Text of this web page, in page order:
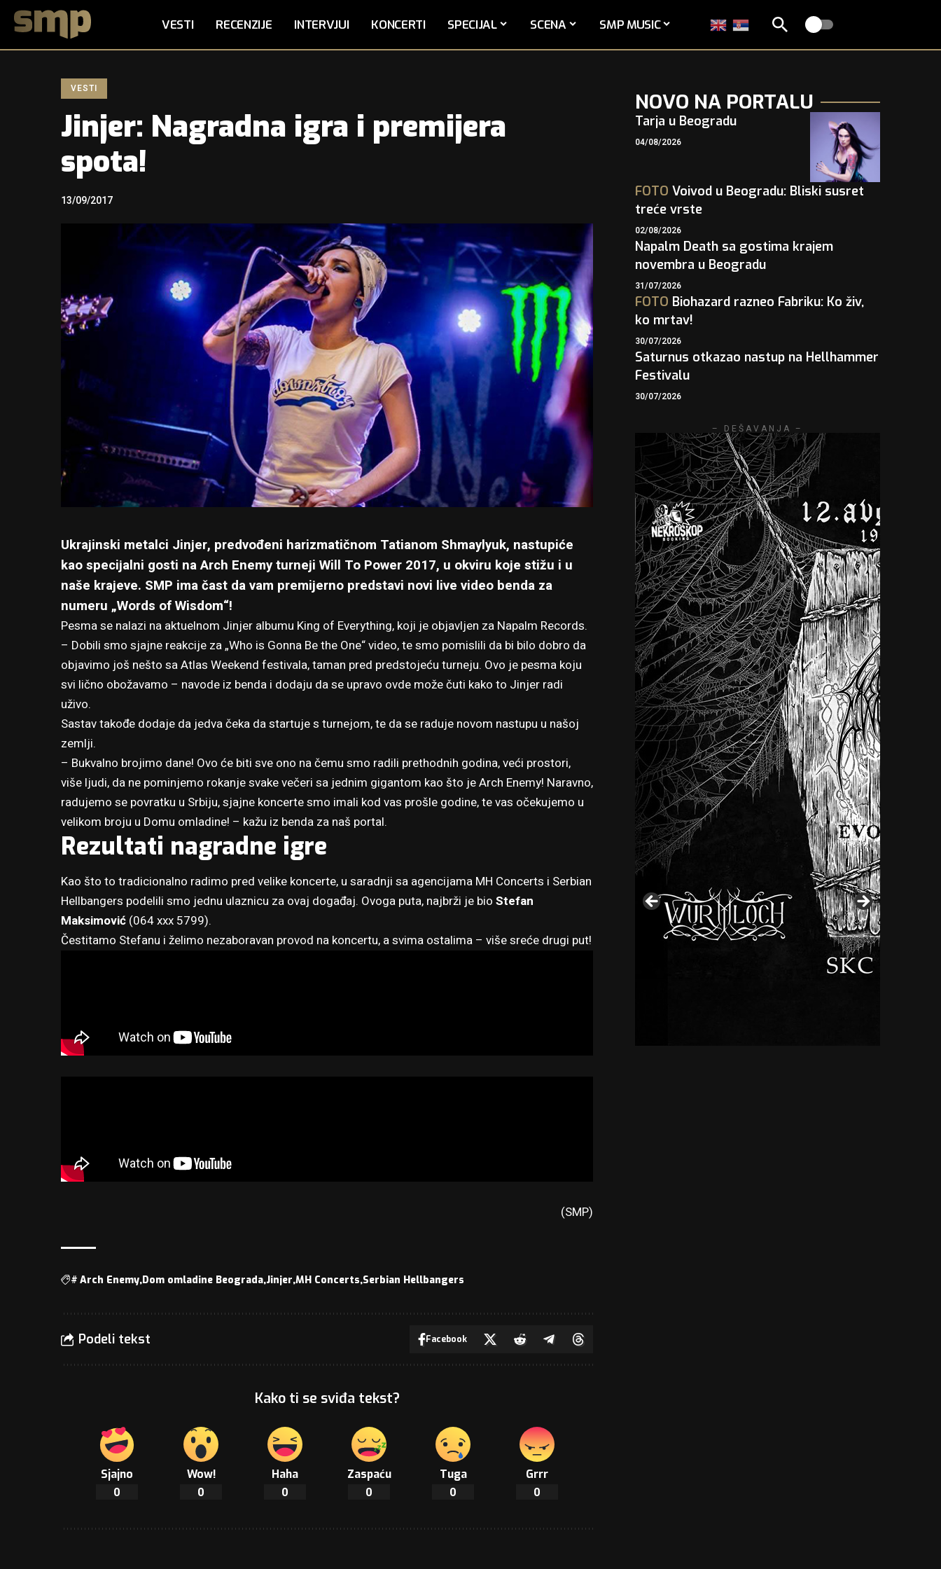
VESTI RECENZIJE INTERVJUI KONCERTI SPECIJAL SCENA SMP MUSIC
VESTI
Jinjer: Nagradna igra i premijera
spota!
13/09/2017
Ukrajinski metalci Jinjer, predvođeni harizmatičnom Tatianom Shmaylyuk, nastupiće
kao specijalni gosti na Arch Enemy turneji Will To Power 2017, u okviru koje stižu i u
naše krajeve. SMP ima čast da vam premijerno predstavi novi live video benda za
numeru „Words of Wisdom“!
Pesma se nalazi na aktuelnom Jinjer albumu King of Everything, koji je objavljen za Napalm Records.
– Dobili smo sjajne reakcije za „Who is Gonna Be the One“ video, te smo pomislili da bi bilo dobro da
objavimo još nešto sa Atlas Weekend festivala, taman pred predstojeću turneju. Ovo je pesma koju
svi lično obožavamo – navode iz benda i dodaju da se upravo ovde može čuti kako to Jinjer radi
uživo.
Sastav takođe dodaje da jedva čeka da startuje s turnejom, te da se raduje novom nastupu u našoj
zemlji.
– Bukvalno brojimo dane! Ovo će biti sve ono na čemu smo radili prethodnih godina, veći prostori,
više ljudi, da ne pominjemo rokanje svake večeri sa jednim gigantom kao što je Arch Enemy! Naravno,
radujemo se povratku u Srbiju, sjajne koncerte smo imali kod vas prošle godine, te vas očekujemo u
velikom broju u Domu omladine! – kažu iz benda za naš portal.
Rezultati nagradne igre
Kao što to tradicionalno radimo pred velike koncerte, u saradnji sa agencijama MH Concerts i Serbian
Hellbangers podelili smo jednu ulaznicu za ovaj događaj. Ovoga puta, najbrži je bioStefan
Maksimović (064 xxx 5799).
Čestitamo Stefanu i želimo nezaboravan provod na koncertu, a svima ostalima – više sreće drugi put!
(SMP)
# Arch Enemy Dom omladine Beograda Jinjer MH Concerts Serbian Hellbangers
Podeli tekst Facebook
Kako ti se sviđa tekst?
Sjajno
0
Wow!
0
Haha
0
Zaspaću
0
Tuga
0
Grrr
0
NOVO NA PORTALU
Tarja u Beogradu
04/08/2026
FOTO Voivod u Beogradu: Bliski susret
treće vrste
02/08/2026
Napalm Death sa gostima krajem
novembra u Beogradu
31/07/2026
FOTO Biohazard razneo Fabriku: Ko živ,
ko mrtav!
30/07/2026
Saturnus otkazao nastup na Hellhammer
Festivalu
30/07/2026
– DEŠAVANJA –